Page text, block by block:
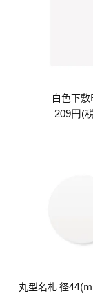
白色下敷
209円(
丸型名札 径